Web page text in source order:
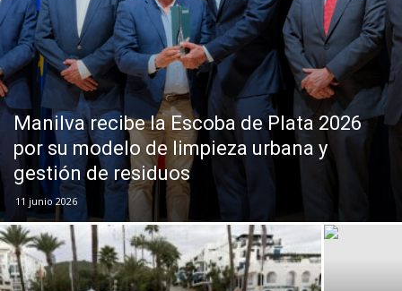
Manilva recibe la Escoba de Plata 2026
por su modelo de limpieza urbana y
gestión de residuos
11 junio 2026